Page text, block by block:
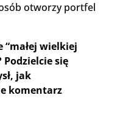
otworzy portfel
“małej wielkiej
się
jak
komentarz